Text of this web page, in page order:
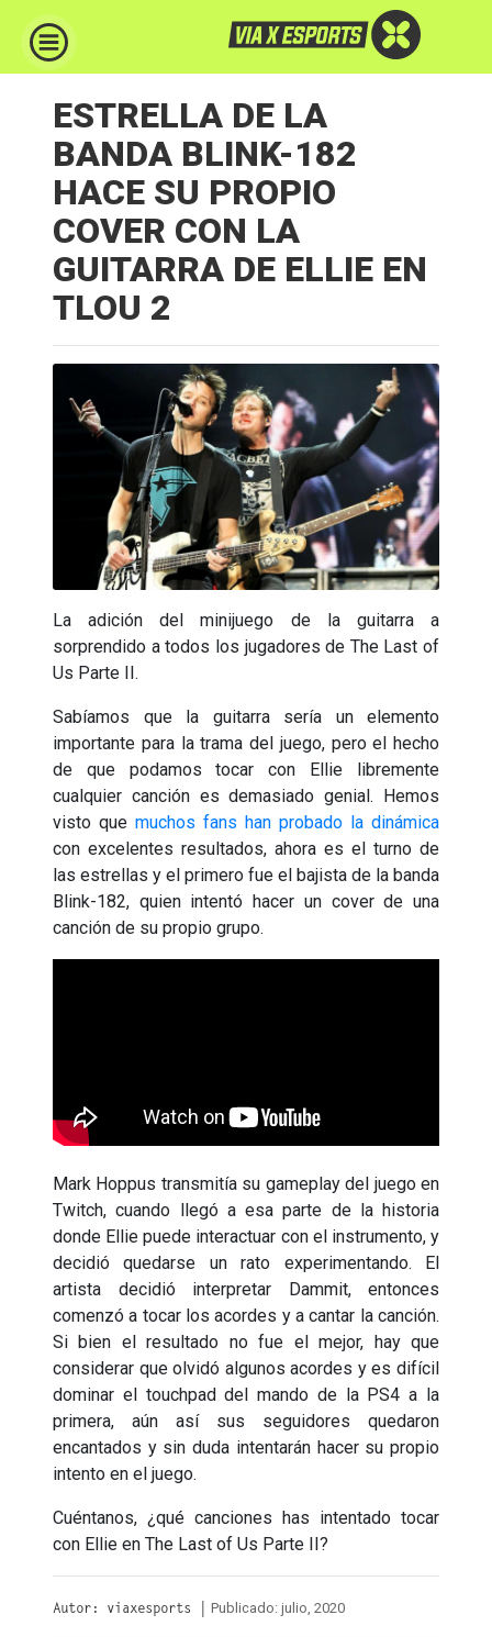
ESTRELLA DE LA
BANDA BLINK-182
HACE SU PROPIO
COVER CON LA
GUITARRA DE ELLIE EN
TLOU 2
La adición del minijuego de la guitarra a
sorprendido a todos los jugadores de The Last of
Us Parte II.
Sabíamos que la guitarra sería un elemento
importante para la trama del juego, pero el hecho
de que podamos tocar con Ellie libremente
cualquier canción es demasiado genial. Hemos
visto que muchos fans han probado la dinámica
con excelentes resultados, ahora es el turno de
las estrellas y el primero fue el bajista de la banda
Blink-182, quien intentó hacer un cover de una
canción de su propio grupo.
Mark Hoppus transmitía su gameplay del juego en
Twitch, cuando llegó a esa parte de la historia
donde Ellie puede interactuar con el instrumento, y
decidió quedarse un rato experimentando. El
artista decidió interpretar Dammit, entonces
comenzó a tocar los acordes y a cantar la canción.
Si bien el resultado no fue el mejor, hay que
considerar que olvidó algunos acordes y es difícil
dominar el touchpad del mando de la PS4 a la
primera, aún así sus seguidores quedaron
encantados y sin duda intentarán hacer su propio
intento en el juego.
Cuéntanos, ¿qué canciones has intentado tocar
con Ellie en The Last of Us Parte II?
Autor: viaxesports | Publicado: julio, 2020